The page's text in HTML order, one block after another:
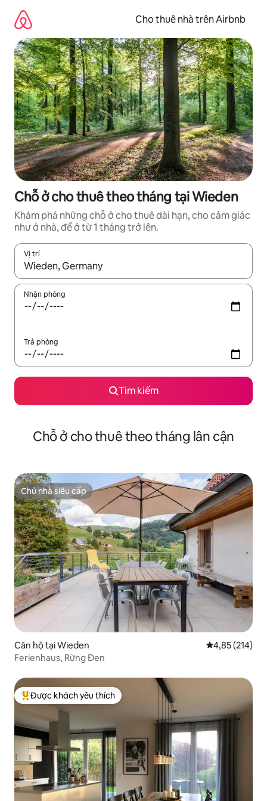
dung
Cho thuê nhà trên Airbnb
Chỗ ở cho thuê theo tháng tại Wieden
Khám phá những chỗ ở cho thuê dài hạn, cho cảm giác
như ở nhà, để ở từ 1 tháng trở lên.
Vị trí
Khi có kết quả, hãy điều hướng bằng phím mũi tên lên và
Nhận phòng
Trả phòng
Tìm kiếm
Chỗ ở cho thuê theo tháng lân cận
Chủ nhà siêu cấp
Chủ nhà siêu cấp
Căn hộ tại Wieden Xếp hạng
4,85 (214)
Ferienhaus, Rừng Đen
Được khách yêu thích nhất
Được khách yêu thích